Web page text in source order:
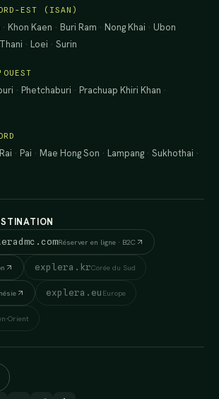
EST (ISAN)
· Khon Kaen · Buri Ram · Nong Khai · Ubon
· Loei ·Surin
· Phetchaburi · Prachuap Khiri Khan ·
· Pai · Mae Hong Son · Lampang ·Sukhothai ·
Réserver en ligne · B2C
explera.krCorée du Sud
explera.eu Europe
Orient